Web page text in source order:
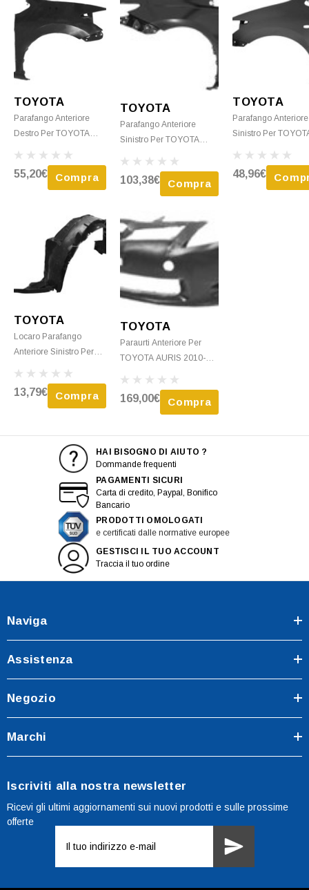
TOYOTA
Parafango Anteriore
Destro Per TOYOTA
Nuovo Da Verniciare
55,20€ Compra
TOYOTA
Parafango Anteriore
Sinistro Per TOYOTA
Da Verniciare
103,38€ Compra
TOYOTA
Parafango Anteriore
Sinistro Per
Foro, Nuovo Da
Verniciare
48,96€
TOYOTA
Locaro Parafango
Anteriore Sinistro Per
2012, Nuovo
13,79€ Compra
TOYOTA
Paraurti Anteriore Per
TOYOTA AURIS 2010-
Nuovo Da Verniciare
169,00€ Compra
HAI BISOGNO DI AIUTO ?
Dommande frequenti
PAGAMENTI SICURI
Carta di credito, Paypal, Bonifico
Bancario
PRODOTTI OMOLOGATI
e certificati dalle normative europee
GESTISCI IL TUO ACCOUNT
Traccia il tuo ordine
Naviga
Assistenza
Negozio
Marchi
Iscriviti alla nostra newsletter
Ricevi gli ultimi aggiornamenti sui nuovi prodotti e sulle prossime
offerte
mail